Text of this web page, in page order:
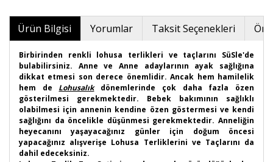
Ürün Bilgisi Yorumlar Taksit Seçenekleri
Birbirinden renkli lohusa terlikleri ve taçlarını SüSle'de
bulabilirsiniz. Anne ve Anne adaylarının ayak sağlığına
dikkat etmesi son derece önemlidir. Ancak hem hamilelik
hem de Lohusalıkdönemlerinde çok daha fazla özen
gösterilmesi gerekmektedir. Bebek bakımının sağlıklı
olabilmesi için annenin kendine özen göstermesi ve kendi
sağlığını da öncelikle düşünmesi gerekmektedir. Anneliğin
heyecanını yaşayacağınız günler için doğum öncesi
yapacağınız alışverişe Lohusa Terliklerini ve Taçlarını da
dahil edeceksiniz.